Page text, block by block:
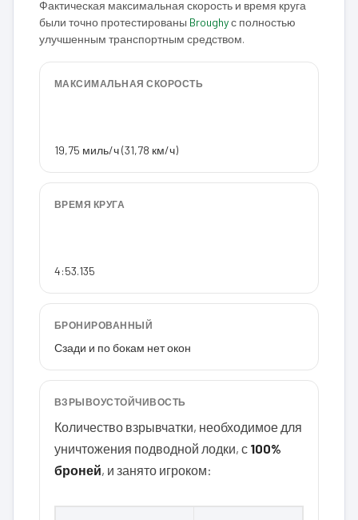
Фактическая максимальная скорость и время круга
были точно протестированы Broughyс полностью
улучшенным транспортным средством.
МАКСИМАЛЬНАЯ СКОРОСТЬ
19,75 миль/ч (31,78 км/ч)
ВРЕМЯ КРУГА
4:53.135
БРОНИРОВАННЫЙ
Сзади и по бокам нет окон
ВЗРЫВОУСТОЙЧИВОСТЬ
Количество взрывчатки, необходимое для
уничтожения подводной лодки, с 100%
броней, и занято игроком: